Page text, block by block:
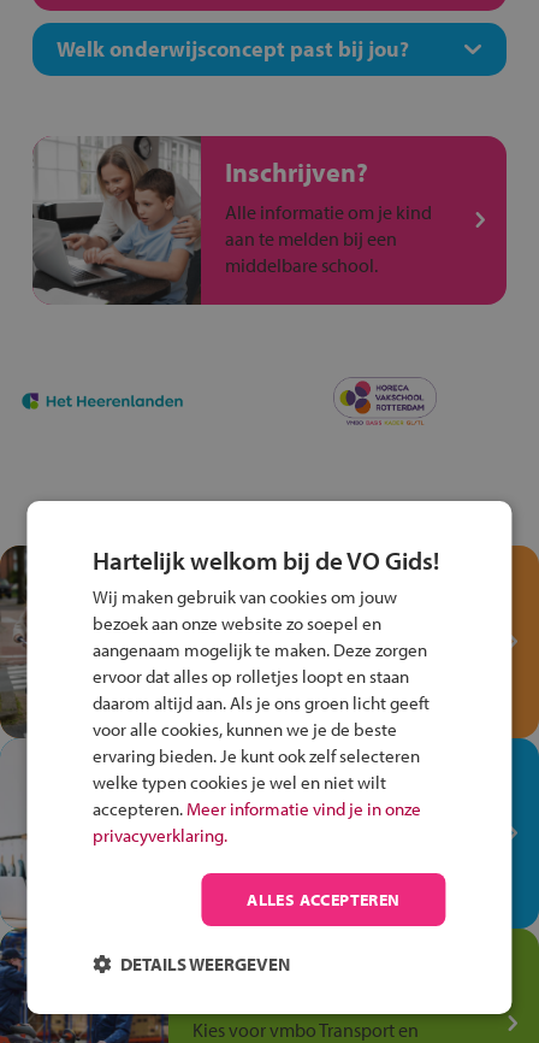
Welk onderwijsconcept past bij jou?
Inschrijven?
Alle informatie om je kind
aan te melden bij een
middelbare school.
Test je kennis met het
Fiets Veilig
Verkeersspel!
Speel het Fiets Veilig Verkeersspel
en win een Cortina-fiets!
In de winkel ben je op je
plek!
Ontdek via het vmbo jouw talent
anders is!
Jouw talent in de
Kies voor vmbo Transport en
Hartelijk welkom bij de VO Gids!
Wij maken gebruik van cookies om jouw
bezoek aan onze website zo soepel en
aangenaam mogelijk te maken. Deze zorgen
ervoor dat alles op rolletjes loopt en staan
daarom altijd aan. Als je ons groen licht geeft
voor alle cookies, kunnen we je de beste
ervaring bieden. Je kunt ook zelf selecteren
welke typen cookies je wel en niet wilt
accepteren. Meer informatie vind je in onze
privacyverklaring.
ALLES ACCEPTEREN
DETAILS WEERGEVEN